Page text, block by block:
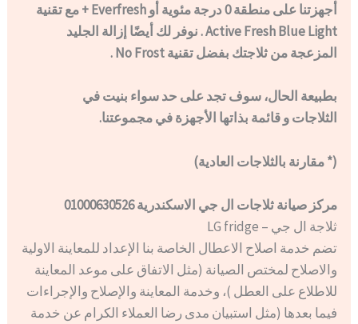
أجهزتنا على منطقة 0 درجة مئوية أو Everfresh + مع تقنية
Active Fresh Blue Light . نوفر لك أيضًا إزالة الجليد
المزعجة من ثلاجتك بفضل تقنية No Frost .
بطبيعة الحال، سوف تجد على حد سواء بنيت في
الثلاجات و قائمة بذاتها الأجهزة في مجموعتنا.
(* مقارنة بالثلاجات العادية)
مركز صيانة ثلاجات ال جي الاسكندرية 01000630526
ثلاجة ال جي – LG fridge
تضم خدمة اصلاح الاعطال الخاصة بنا الإعداد للمعاينة الاولية
والاصلاح لمختص الصيانة (مثل الاتفاق على موعد المعاينة
للاطلاع على العطل )، وخدمة المعاينة والإصلاح والإجراءات
فيما بعدها (مثل استبيان مدى رضا العملاء الكرام عن خدمة